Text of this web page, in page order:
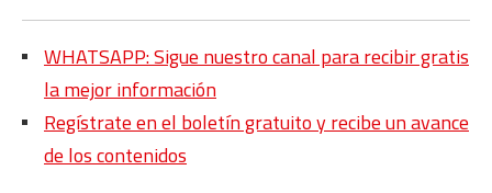
WHATSAPP: Sigue nuestro canal para recibir gratis
la mejor información
Regístrate en el boletín gratuito y recibe un avance
de los contenidos